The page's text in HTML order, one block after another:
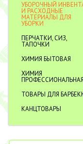
УБОРОЧНЫЙ
И РАСХОДНЫЕ
МАТЕРИАЛЫ ДЛЯ
УБОРКИ
ПЕРЧАТКИ, СИЗ,
ТАПОЧКИ
ХИМИЯ БЫТОВАЯ
ХИМИЯ
ПРОФЕССИОНАЛЬНАЯ
ТОВАРЫ ДЛЯ
КАНЦТОВАРЫ